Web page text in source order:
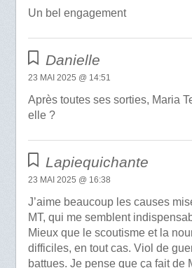
Un bel engagement
Danielle
23 MAI 2025 @ 14:51
Après toutes ses sorties, Maria
elle ?
Lapiequichante
23 MAI 2025 @ 16:38
J’aime beaucoup les causes
MT, qui me semblent
Mieux que le scoutisme et la
difficiles, en tout cas. Viol de
battues. Je pense que ça fait de